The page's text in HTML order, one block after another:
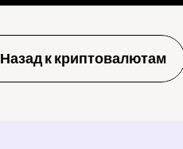
Назад к криптовалютам